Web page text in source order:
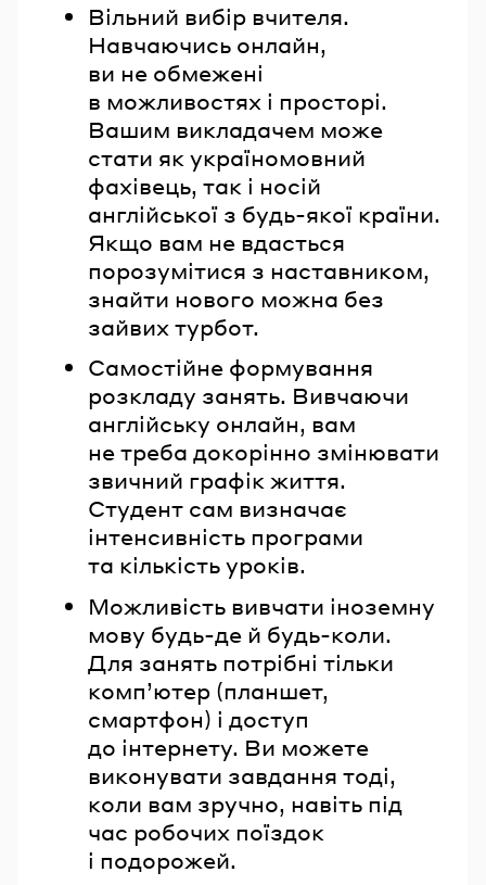
Вільний вибір вчителя.
Навчаючись онлайн,
ви не обмежені
в можливостях і просторі.
Вашим викладачем може
стати як україномовний
фахівець, так і носій
англійської з будь-якої країни.
Якщо вам не вдасться
порозумітися з наставником,
знайти нового можна без
зайвих турбот.
Самостійне формування
розкладу занять. Вивчаючи
англійську онлайн, вам
не треба докорінно змінювати
звичний графік життя.
Студент сам визначає
інтенсивність програми
та кількість уроків.
Можливість вивчати іноземну
мову будь-де й будь-коли.
Для занять потрібні тільки
комп’ютер (планшет,
смартфон) і доступ
до інтернету. Ви можете
виконувати завдання тоді,
коли вам зручно, навіть під
час робочих поїздок
і подорожей.